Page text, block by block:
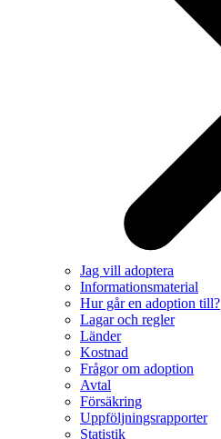
Jag vill adoptera
Informationsmaterial
Hur går en adoption till?
Lagar och regler
Länder
Kostnad
Frågor om adoption
Avtal
Försäkring
Uppföljningsrapporter
Statistik